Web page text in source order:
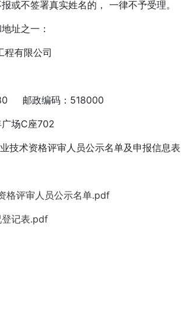
或不签署真实姓名的， 一律不予受理。
址之一：
科顺防水工程有限公司
邮政编码：518000
场C座702
技术资格评审人员公示名单及申报信息表
格评审人员公示名单.pdf
登记表.pdf